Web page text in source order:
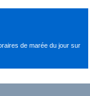
de marée du joursur